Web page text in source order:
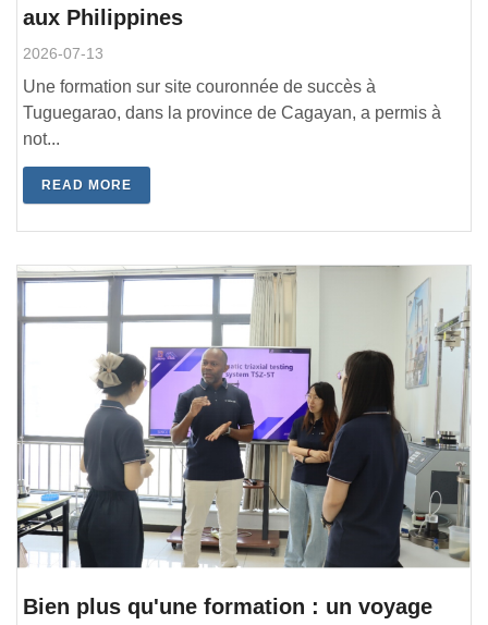
aux Philippines
2026-07-13
Une formation sur site couronnée de succès à
Tuguegarao, dans la province de Cagayan, a permis à
not...
READ MORE
Bien plus qu'une formation : un voyage